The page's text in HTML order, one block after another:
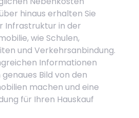
hinaus erhalten Sie
Infrastruktur in der
wie Schulen,
und Verkehrsanbindung.
Informationen
Bild von den
machen und eine
für Ihren Hauskauf